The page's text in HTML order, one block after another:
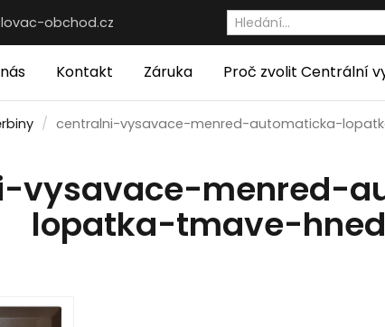
obchod.cz
Kontakt Záruka Proč zvolit Centrální
centralni-vysavace-menred-automaticka-
vysavace-menred-
lopatka-tmave-